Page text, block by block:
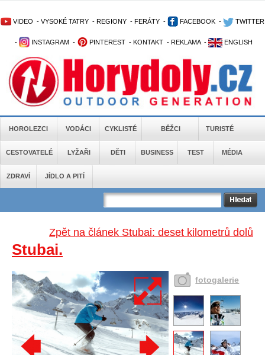
VIDEO - VYSOKÉ TATRY - REGIONY - FERÁTY - FACEBOOK - TWITTER
- INSTAGRAM - PINTEREST - KONTAKT - REKLAMA - ENGLISH
HOROLEZCI VODÁCI CYKLISTÉ BĚŽCI TURISTÉ
CESTOVATELÉ LYŽAŘI DĚTI BUSINESS TEST MÉDIA
ZDRAVÍ JÍDLO A PITÍ
Zpět na článek Stubai: deset kilometrů dolů
Stubai.
fotogalerie